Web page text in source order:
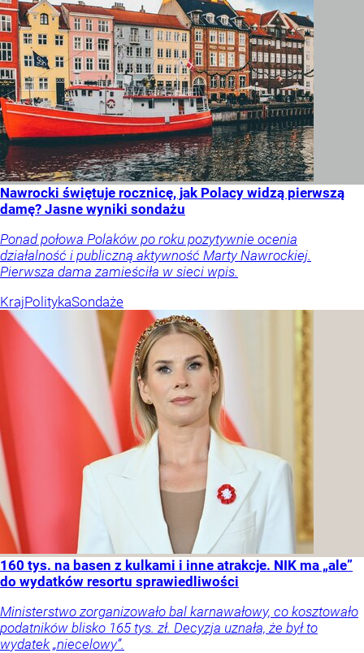
Nawrocki świętuje rocznicę, jak Polacy widzą pierwszą
damę? Jasne wyniki sondażu
Ponad połowa Polaków po roku pozytywnie ocenia
działalność i publiczną aktywność Marty Nawrockiej.
Pierwsza dama zamieściła w sieci wpis.
KrajPolitykaSondaże
160 tys. na basen z kulkami i inne atrakcje. NIK ma „ale”
do wydatków resortu sprawiedliwości
Ministerstwo zorganizowało bal karnawałowy, co kosztowało
podatników blisko 165 tys. zł. Decyzja uznała, że był to
wydatek „niecelowy”.